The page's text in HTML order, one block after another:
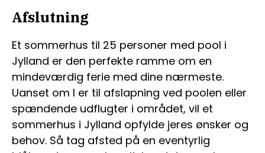
Afslutning
Et sommerhus til 25 personer med pool i
Jylland er den perfekte ramme om en
mindeværdig ferie med dine nærmeste.
Uanset om I er til afslapning ved poolen eller
spændende udflugter i området, vil et
sommerhus i Jylland opfylde jeres ønsker og
behov. Så tag afsted på en eventyrlig